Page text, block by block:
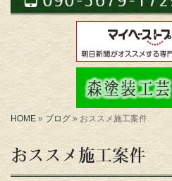
HOME » ブログ» おススメ施工案件
おススメ施工案件